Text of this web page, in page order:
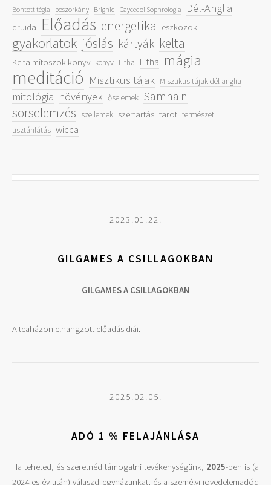
Bontott tégla
boszorkány Brighid Caycedoi Sophrologia Dél-Anglia
druida Előadás energetika eszközök
gyakorlatok jóslás kártyák kelta
Kelta mítoszok könyv könyv Litha Litha mágia
meditáció Misztikus tájak Misztikus tájak dél anglia
mitológia növények őselemek Samhain
sorselemzés szellemek szertartás tarot természet
tisztánlátás wicca
2023.01.22.
GILGAMES A CSILLAGOKBAN
GILGAMES A CSILLAGOKBAN
A teaházon elhangzott előadás diái.
2025.02.05.
ADÓ 1 % FELAJÁNLÁSA
Ha teheted, és szeretnéd támogatni tevékenységünk, 2025-ben is (a
2024-es év után) válaszd egyházunkat, és a személyi jövedelemadód